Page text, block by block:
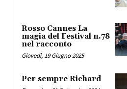
Rosso Cannes La
magia del Festival n.78
nel racconto
Giovedì, 19 Giugno 2025
Per sempre Richard